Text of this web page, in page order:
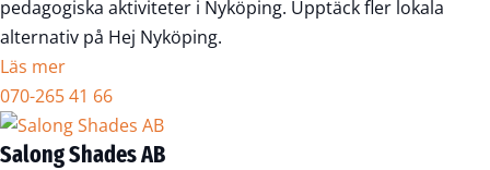
pedagogiska aktiviteter i Nyköping. Upptäck fler lokala
alternativ på Hej Nyköping.
Läs mer
070-265 41 66
Salong Shades AB